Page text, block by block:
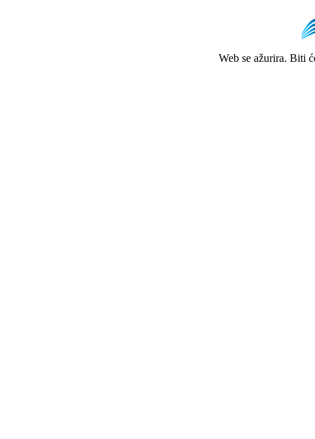
Web se ažurira. Biti